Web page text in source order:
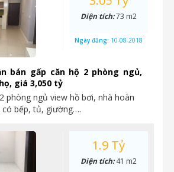
bán gấp căn hộ 2 phòng ngủ,
giá 3,050 tỷ
phòng ngủ view hồ bơi, nhà hoàn
bếp, tủ, giường….
Diện tích:73 m2
Ngày đăng: 10-08-2018
1.9 Tỷ
Diện tích:41 m2